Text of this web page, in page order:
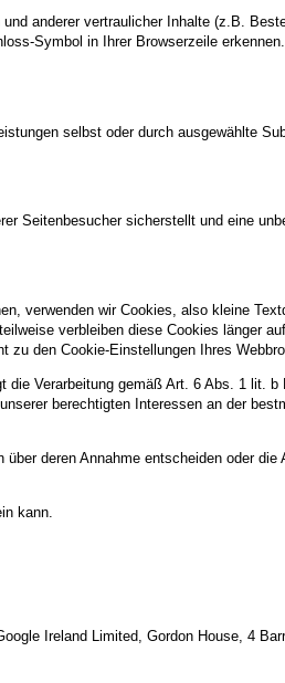
anderer vertraulicher Inhalte (z.B.
Symbol in Ihrer Browserzeile erkennen.
selbst oder durch ausgewählte
Seitenbesucher sicherstellt und eine
verwenden wir Cookies, also kleine
verbleiben diese Cookies länger
den Cookie-Einstellungen Ihres
Verarbeitung gemäß Art. 6 Abs. 1 lit.
berechtigten Interessen an der
deren Annahme entscheiden oder die
kann.
Ireland Limited, Gordon House, 4